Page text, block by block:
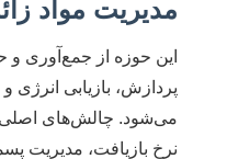
مدیریت مواد
این حوزه از جمع‌آوری و
پردازش، بازیابی انرژی
می‌شود. چالش‌های اصلی،
نرخ بازیافت، مدیریت